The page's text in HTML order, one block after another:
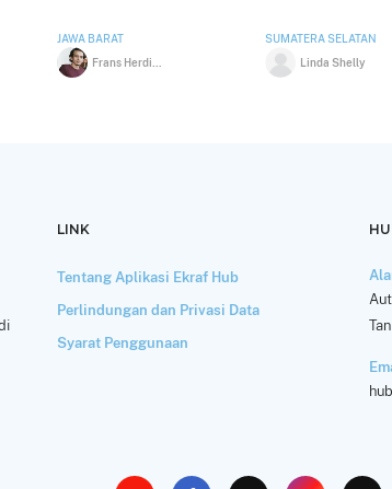
JAWA BARAT
SUMATERA SELATAN
Linda Shelly
LINK
Tentang Aplikasi Ekraf Hub
Perlindungan dan Privasi Data
Syarat Penggunaan